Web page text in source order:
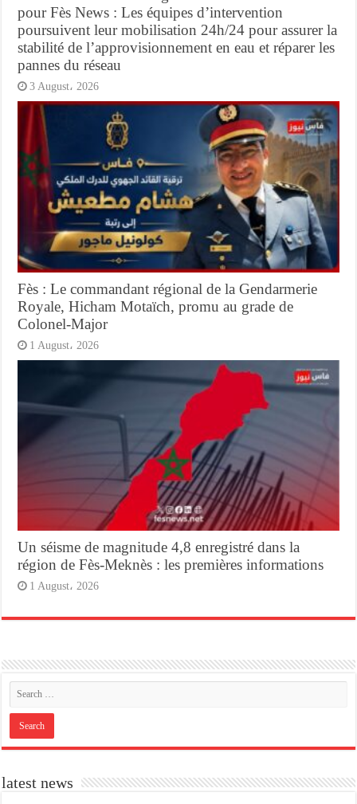
pour Fès News : Les équipes d’intervention
poursuivent leur mobilisation 24h/24 pour assurer la
stabilité de l’approvisionnement en eau et réparer les
pannes du réseau
3 August، 2026
Fès : Le commandant régional de la Gendarmerie
Royale, Hicham Motaïch, promu au grade de
Colonel-Major
1 August، 2026
Un séisme de magnitude 4,8 enregistré dans la
région de Fès-Meknès : les premières informations
1 August، 2026
latest news